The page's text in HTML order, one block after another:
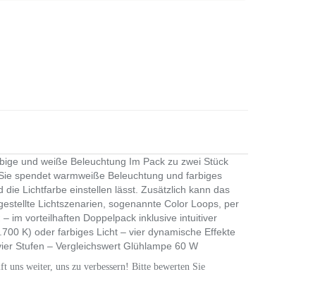
und weiße Beleuchtung Im Pack zu zwei Stück
spendet warmweiße Beleuchtung und farbiges
Lichtfarbe einstellen lässt. Zusätzlich kann das
Lichtszenarien, sogenannte Color Loops, per
im vorteilhaften Doppelpack inklusive intuitiver
K) oder farbiges Licht – vier dynamische Effekte
Stufen – Vergleichswert Glühlampe 60 W
uns weiter, uns zu verbessern! Bitte bewerten Sie